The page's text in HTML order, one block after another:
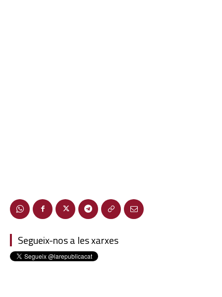
Segueix-nos a les xarxes